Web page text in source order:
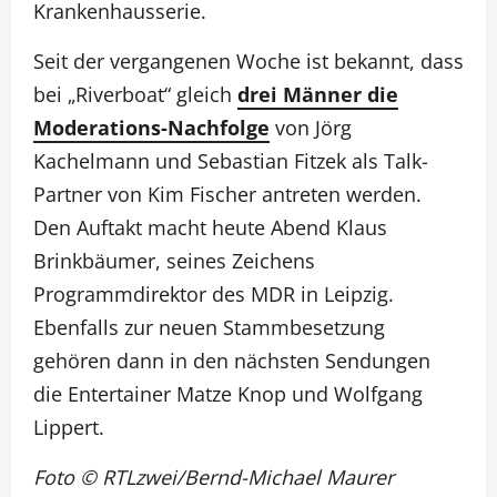
Krankenhausserie.
Seit der vergangenen Woche ist bekannt, dass
bei „Riverboat“ gleich drei Männer die
Moderations-Nachfolge von Jörg
Kachelmann und Sebastian Fitzek als Talk-
Partner von Kim Fischer antreten werden.
Den Auftakt macht heute Abend Klaus
Brinkbäumer, seines Zeichens
Programmdirektor des MDR in Leipzig.
Ebenfalls zur neuen Stammbesetzung
gehören dann in den nächsten Sendungen
die Entertainer Matze Knop und Wolfgang
Lippert.
Foto © RTLzwei/Bernd-Michael Maurer